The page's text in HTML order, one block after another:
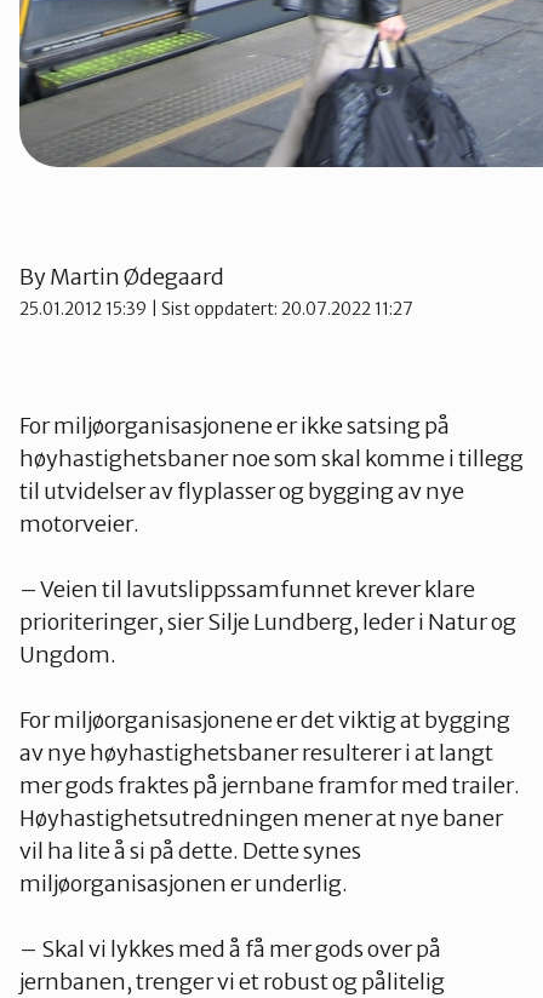
Troms
Vestfold
Rogaland
ByMartin Ødegaard
25.01.2012 15:39 | Sist oppdatert: 20.07.2022 11:27
For miljøorganisasjonene er ikke satsing på
høyhastighetsbaner noe som skal komme i tillegg
til utvidelser av flyplasser og bygging av nye
motorveier.
– Veien til lavutslippssamfunnet krever klare
prioriteringer, sier Silje Lundberg, leder i Natur og
Ungdom.
For miljøorganisasjonene er det viktig at bygging
av nye høyhastighetsbaner resulterer i at langt
mer gods fraktes på jernbane framfor med trailer.
Høyhastighetsutredningen mener at nye baner
vil ha lite å si på dette. Dette synes
miljøorganisasjonen er underlig.
– Skal vi lykkes med å få mer gods over på
jernbanen, trenger vi et robust og pålitelig